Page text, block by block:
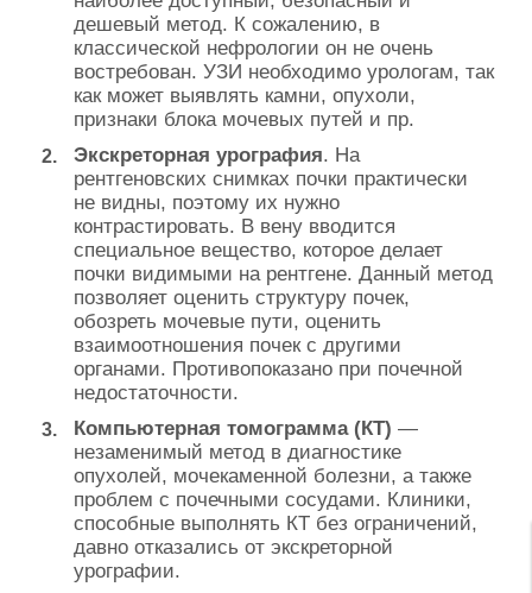
дешевый метод. К сожалению, в
классической нефрологии он не очень
востребован. УЗИ необходимо урологам, так
как может выявлять камни, опухоли,
признаки блока мочевых путей и пр.
Экскреторная урография. На
рентгеновских снимках почки практически
не видны, поэтому их нужно
контрастировать. В вену вводится
специальное вещество, которое делает
почки видимыми на рентгене. Данный метод
позволяет оценить структуру почек,
обозреть мочевые пути, оценить
взаимоотношения почек с другими
органами. Противопоказано при почечной
недостаточности.
Компьютерная томограмма (КТ) —
незаменимый метод в диагностике
опухолей, мочекаменной болезни, а также
проблем с почечными сосудами. Клиники,
способные выполнять КТ без ограничений,
давно отказались от экскреторной
урографии.